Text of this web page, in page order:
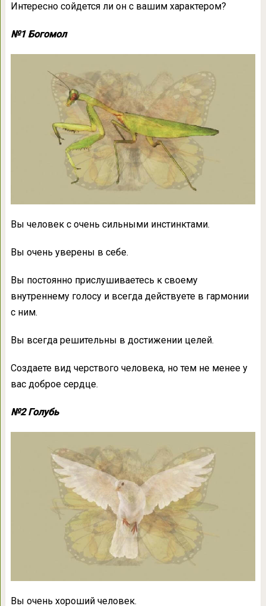
Интересно сойдется ли он с вашим характером?
№1 Богомол
Вы человек с очень сильными инстинктами.
Вы очень уверены в себе.
Вы постоянно прислушиваетесь к своему
внутреннему голосу и всегда действуете в гармонии
с ним.
Вы всегда решительны в достижении целей.
Создаете вид черствого человека, но тем не менее у
вас доброе сердце.
№2 Голубь
Вы очень хороший человек.